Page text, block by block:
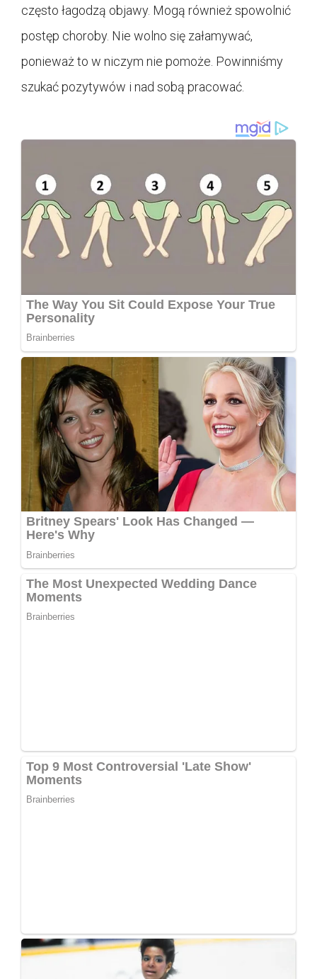
często łagodzą objawy. Mogą również spowolnić
postęp choroby. Nie wolno się załamywać,
ponieważ to w niczym nie pomoże. Powinniśmy
szukać pozytywów i nad sobą pracować.